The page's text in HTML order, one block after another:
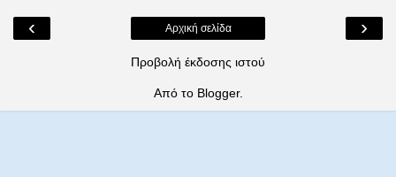
‹ ›
Αρχική σελίδα
Προβολή έκδοσης ιστού
Από το Blogger.